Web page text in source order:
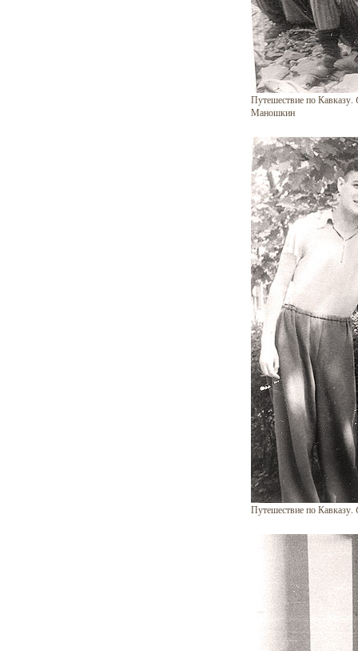
Путешествие по Кавказу.
Маношкин
Путешествие по Кавказу.